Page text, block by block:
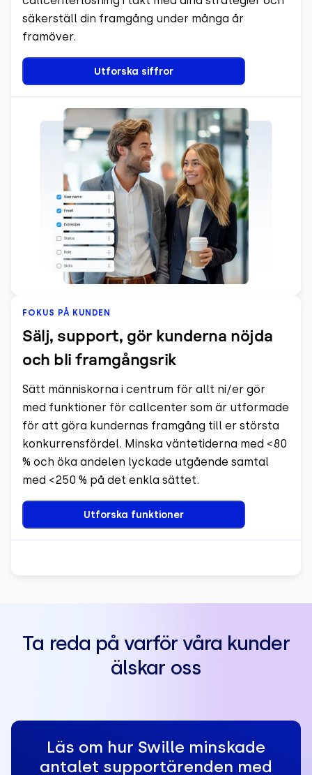
säkerställ din framgång under många år
framöver.
Utforska siffror
FOKUS PÅ KUNDEN
Sälj, support, gör kunderna nöjda
och bli framgångsrik
Sätt människorna i centrum för allt ni/er gör
med funktioner för callcenter som är utformade
för att göra kundernas framgång till er största
konkurrensfördel. Minska väntetiderna med <80
% och öka andelen lyckade utgående samtal
med <250 % på det enkla sättet.
Utforska funktioner
Ta reda på varför våra kunder
älskar oss
Läs om hur Swille minskade
antalet supportärenden med